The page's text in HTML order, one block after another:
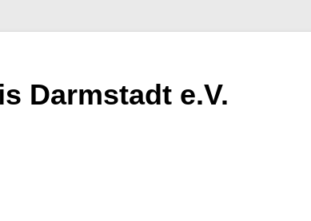
Darmstadt e.V.